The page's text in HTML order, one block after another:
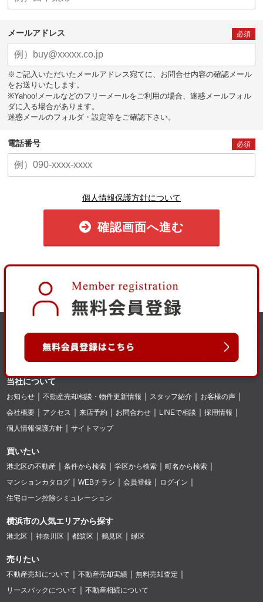
メールアドレス 必須
※ご記入いただいたメールアドレス宛てに、お問合せ内容の確認メール
をお送りいたします。
※Yahoo!メールなどのフリーメールをご利用の場合、迷惑メールフォル
ダに入る場合があります。
迷惑メールのフォルダ・設定等をご確認下さい。
電話番号 必須
個人情報保護方針について
確認画面へ進む
当社について
お知らせ 不動産売却相談・物件更新情報 スタッフ紹介
お客様の声
会社概要
アクセス 来店予約 お問合わせ LINEで相談
採用情報
個人情報保護方針
サイトマップ
買いたい
港北区の不動産 条件から検索 学区から検索
町名から検索
マンションカタログ
WEBチラシ 会員登録
ログイン
住宅ローン控除シミュレーション
横浜市の人気エリアから探す
港北区 神奈川区 都筑区 鶴見区 緑区
売りたい
不動産売却について 不動産売却実績
無料売却査定
リースバックについて
不動産相続について